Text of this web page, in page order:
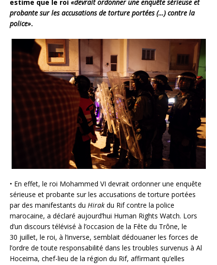
estime que le roi «devrait ordonner une enquête sérieuse et
probante sur les accusations de torture portées (…) contre la
police».
• En effet, le roi Mohammed VI devrait ordonner une enquête
sérieuse et probante sur les accusations de torture portées
par des manifestants du Hirak du Rif contre la police
marocaine, a déclaré aujourd’hui Human Rights Watch. Lors
d’un discours télévisé à l’occasion de la Fête du Trône, le
30 juillet, le roi, à l’inverse, semblait dédouaner les forces de
l’ordre de toute responsabilité dans les troubles survenus à Al
Hoceima, chef-lieu de la région du Rif, affirmant qu’elles